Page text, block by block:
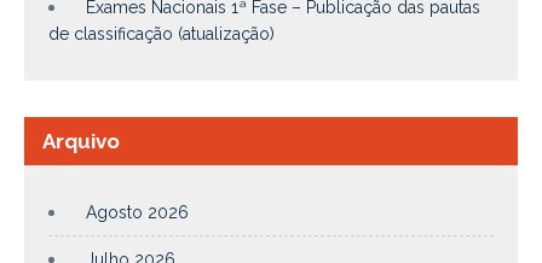
Exames Nacionais 1ª Fase – Publicação das pautas
de classificação (atualização)
Arquivo
Agosto 2026
Julho 2026